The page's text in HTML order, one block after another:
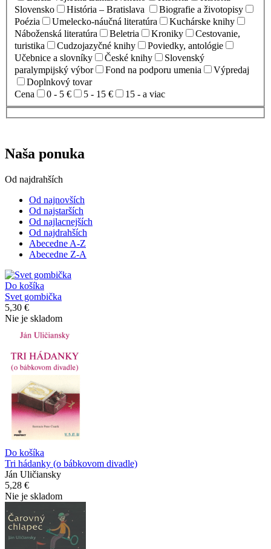
Slovensko
História – Bratislava
Biografie a životopisy
Poézia
Umelecko-náučná literatúra
Kuchárske knihy
Náboženská literatúra
Beletria Kroniky
Cestovanie,
turistika
Cudzojazyčné knihy
Poviedky, antológie
Učebnice a slovníky
České knihy
Slovenský
paralympijský výbor
Fond na podporu umenia
Výpredaj
Doplnkový tovar
Cena
0 - 5 € 5 - 15 € 15 - a viac
Naša ponuka
Od najdrahších
Od najnovších
Od najstarších
Od najlacnejších
Od najdrahších
Abecedne A-Z
Abecedne Z-A
Do košíka
Svet gombička
5,30 €
Nie je skladom
Do košíka
Tri hádanky (o bábkovom divadle)
Ján Uličiansky
5,28 €
Nie je skladom